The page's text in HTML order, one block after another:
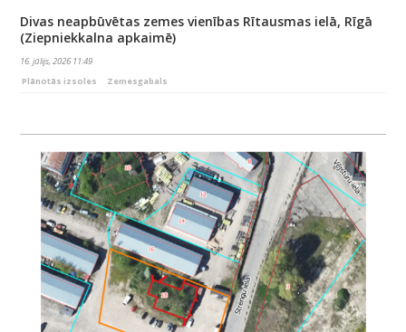
Divas neapbūvētas zemes vienības Rītausmas ielā, Rīgā
(Ziepniekkalna apkaimē)
16. jūlijs, 2026 11:49
Plānotās izsoles
Zemesgabals